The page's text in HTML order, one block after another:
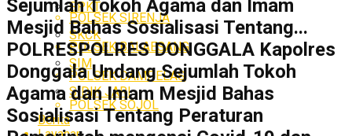
SPKT
SKCK
SIM
SIDIK JARI
Berita
POLSEK SIRENJA
POLSEK BALAESANG
POLSEK DAMPELAS
POLSEK SOJOL
Sejumlah Tokoh Agama dan Imam
Mesjid Bahas Sosialisasi Tentang...
POLRESPOLRES DONGGALA Kapolres
Donggala Undang Sejumlah Tokoh
Agama dan Imam Mesjid Bahas
Sosialisasi Tentang Peraturan